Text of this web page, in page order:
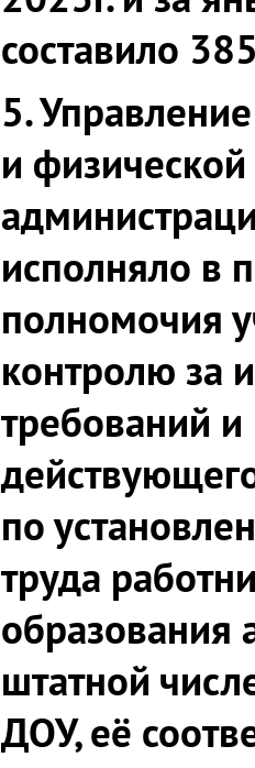
составило
5.
и
исполняло в
полномочия
контролю за
требований
по
труда
образования
штатной
ДОУ, её